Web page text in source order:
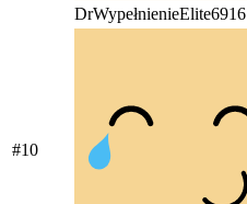
DrWypełnienieElite6916
#10